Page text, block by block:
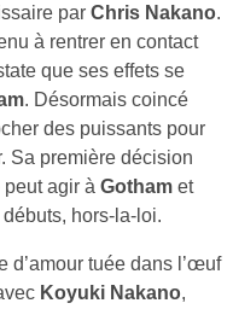
par Chris Nakano.
à rentrer en contact
que ses effets se
. Désormais coincé
des puissants pour
Sa première décision
agir à Gotham et
hors‑la‑loi.
d’amour tuée dans l’œuf
Koyuki Nakano,